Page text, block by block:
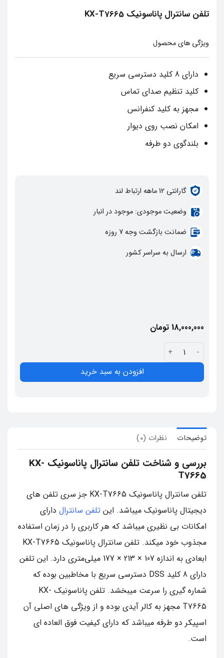
تلفن سانترال پاناسونیک KX-T7665
ويژگي هاي محصول
دارای 8 کلید دسترسی سریع
کلید تنظیم صدای تماس
مجهز به کلید کنفرانس
امکان نصب روی دیوار
بلندگوی دو طرفه
گارانتي 12 ماهه ارتباط لند
وضعيت موجودي: موجود در انبار
ضمانت بازگشت وجه 7 روزه
ارسال به سراسر کشور
18,000,000 تومان
تلفن سانترال پاناسونیک KX-T7665 عدد
افزودن به سبد خرید
توضیحات نظرات (0)
بررسی و شناخت تلفن سانترال پاناسونیک KX-
T7665
تلفن سانترال پاناسونیک KX-T7665 جز سری تلفن های
دیجیتال پاناسونیک میباشد. این تلفن سانترال دارای
امکانات بی نظیری میباشد که هر کاربری را در زمان استفاده
مجذوب خود میکند. تلفن سانترال پاناسونیک KX-T7665
ابعادی به اندازه 107 × 213 × 177 میلی‌متری دارد. این تلفن
دارای 8 کلید DSS دسترسی سریع با مخاطبین بوده که
شماره گیری را سرعت میبخشد. تلفن پاناسونیک KX-
T7665 مجهز به کالر آیدی بوده و از ویژگی های اصلی آن
اسپیکر دو طرفه میباشد که دارای کیفیت فوق العاده ای
است.